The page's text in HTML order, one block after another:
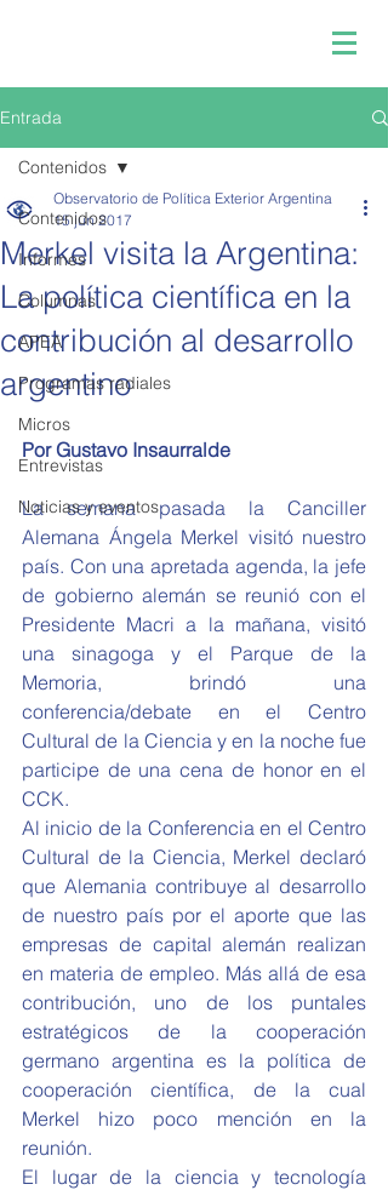
Entrada
Contenidos
Informes
Columnas
APEA
Programas radiales
Micros
Entrevistas
Noticias y eventos
Contenidos
Merkel visita la Argentina:
La política científica en la
contribución al desarrollo
argentino
Observatorio de Política Exterior Argentina
15 jun 2017
Por Gustavo Insaurralde
La semana pasada la Canciller
Alemana Ángela Merkel visitó nuestro
país. Con una apretada agenda, la jefe
de gobierno alemán se reunió con el
Presidente Macri a la mañana, visitó
una sinagoga y el Parque de la
Memoria, brindó una
conferencia/debate en el Centro
Cultural de la Ciencia y en la noche fue
participe de una cena de honor en el
CCK.
Al inicio de la Conferencia en el Centro
Cultural de la Ciencia, Merkel declaró
que Alemania contribuye al desarrollo
de nuestro país por el aporte que las
empresas de capital alemán realizan
en materia de empleo. Más allá de esa
contribución, uno de los puntales
estratégicos de la cooperación
germano argentina es la política de
cooperación científica, de la cual
Merkel hizo poco mención en la
reunión.
El lugar de la ciencia y tecnología